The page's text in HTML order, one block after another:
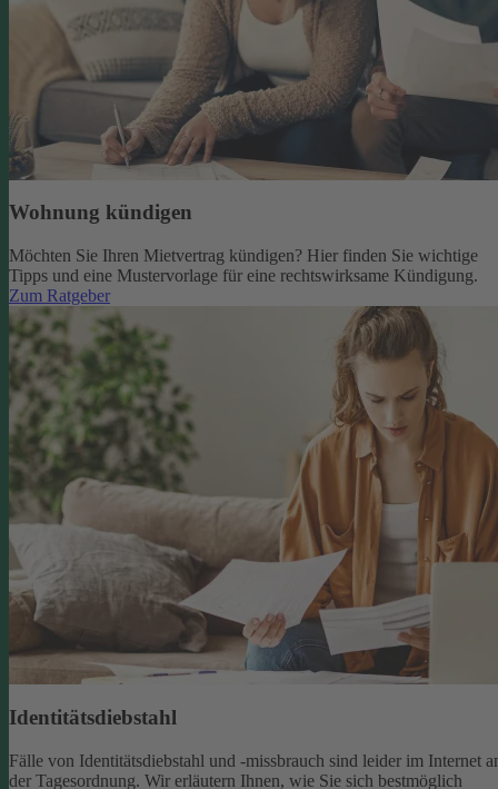
Wohnung kündigen
Möchten Sie Ihren Mietvertrag kündigen? Hier finden Sie wichtige
Tipps und eine Mustervorlage für eine rechtswirksame Kündigung.
Zum Ratgeber
Identitätsdiebstahl
Fälle von Identitätsdiebstahl und -missbrauch sind leider im Internet
der Tagesordnung. Wir erläutern Ihnen, wie Sie sich bestmöglich